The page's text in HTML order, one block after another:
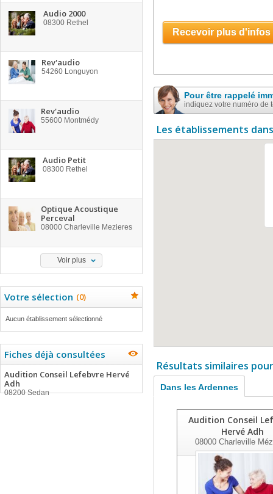
Audio 2000
08300 Rethel
Rev'audio
54260 Longuyon
Rev'audio
55600 Montmédy
Audio Petit
08300 Rethel
Optique Acoustique
Perceval
08000 Charleville Mezieres
Voir plus
Votre sélection (0)
Aucun établissement sélectionné
Fiches déjà consultées
Audition Conseil Lefebvre Hervé
Adh
08200 Sedan
Recevoir plus d'infos
Pour être rappelé
indiquez votre numéro de
Les établissements
Résultats similaires
Dans les Ardennes
Audition Conseil
Hervé Adh
08000Charleville